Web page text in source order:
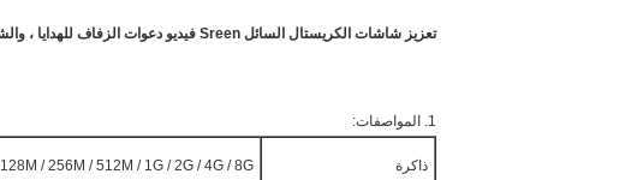
تعزيز شاشات الكريستال السائل Sreen فيديو دعوات الزفاف للهدايا ، والشعار المخصص / فيديو
1. المواصفات:
ذاكرة 128M / 256M / 512M / 1G / 2G / 4G / 8G